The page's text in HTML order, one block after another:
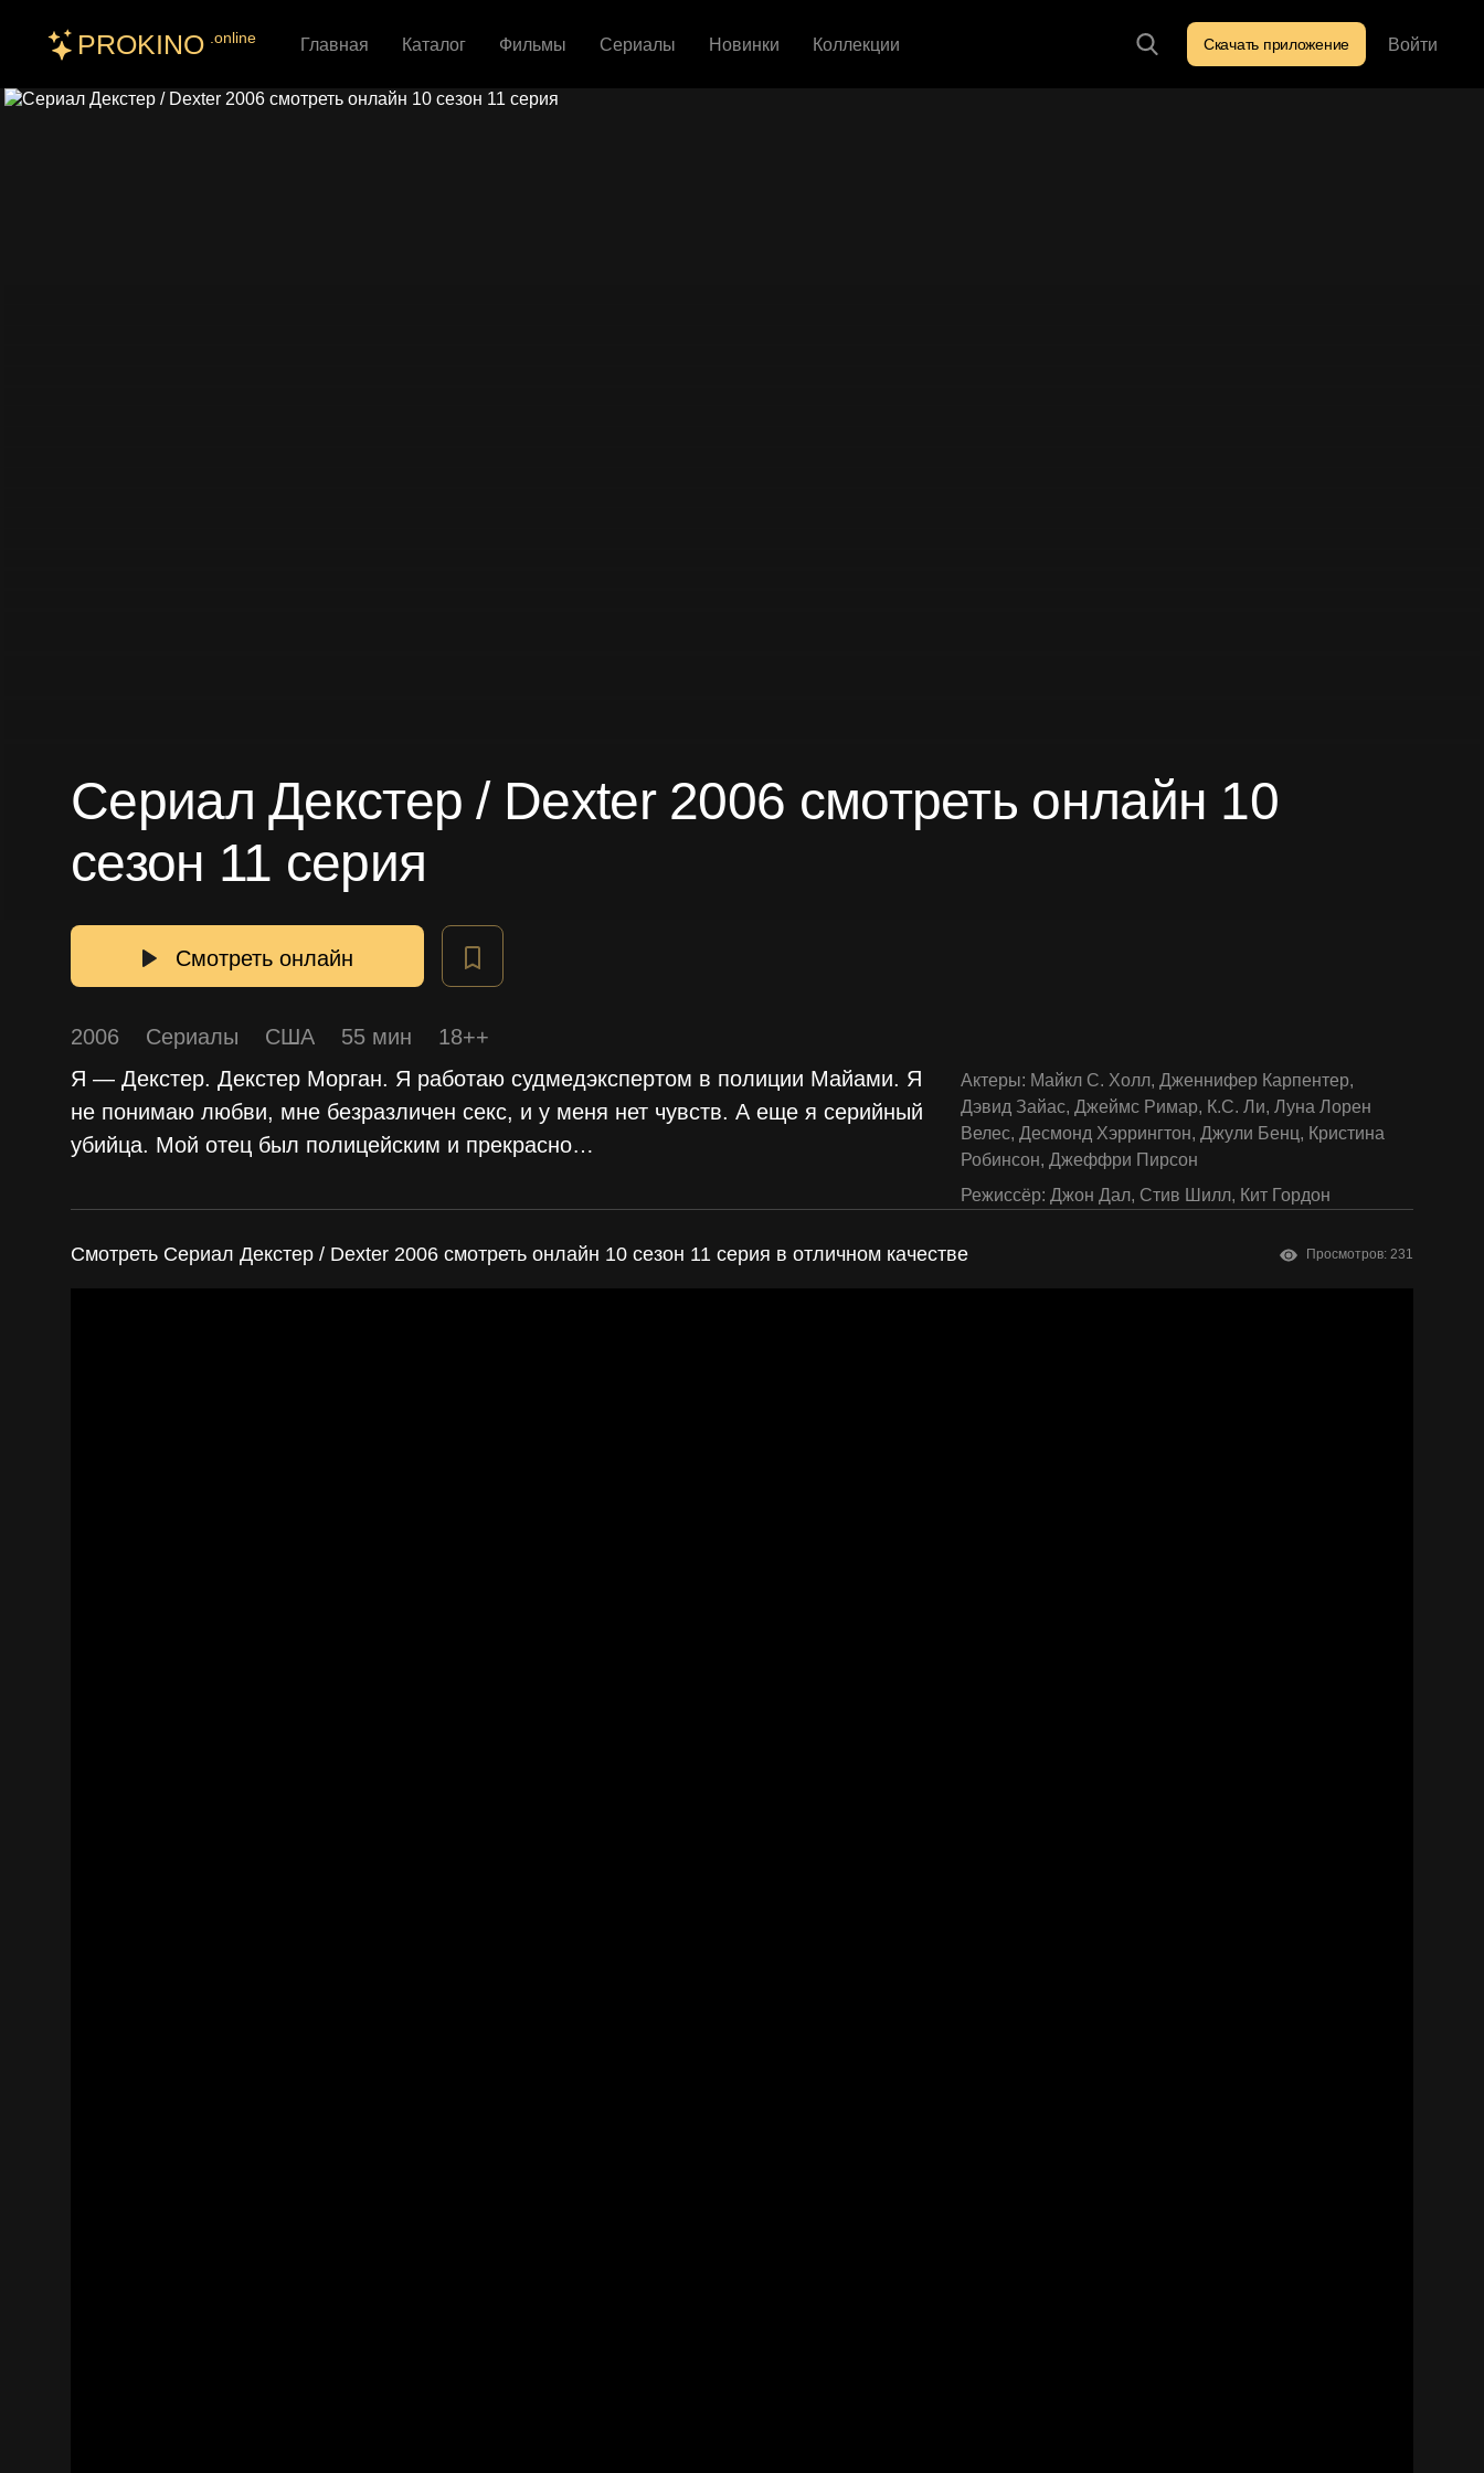
PROKINO .online Главная Каталог Фильмы Сериалы Новинки Коллекции Скачать приложение Войти
Сериал Декстер / Dexter 2006 смотреть онлайн 10
сезон 11 серия
Смотреть онлайн
2006 Сериалы США 55 мин
18++
Я — Декстер. Декстер Морган. Я работаю судмедэкспертом в полиции Майами. Я
не понимаю любви, мне безразличен секс, и у меня нет чувств. А еще я серийный
убийца. Мой отец был полицейским и прекрасно…
Актеры: Майкл С. Холл, Дженнифер Карпентер,
Дэвид Зайас, Джеймс Римар, К.С. Ли, Луна Лорен
Велес, Десмонд Хэррингтон, Джули Бенц, Кристина
Робинсон, Джеффри Пирсон
Режиссёр: Джон Дал, Стив Шилл, Кит Гордон
Смотреть Сериал Декстер / Dexter 2006 смотреть онлайн 10 сезон 11 серия в отличном качестве Просмотров: 231